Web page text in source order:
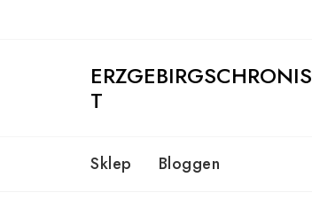
ERZGEBIRGSCHRONIS
T
Sklep Bloggen